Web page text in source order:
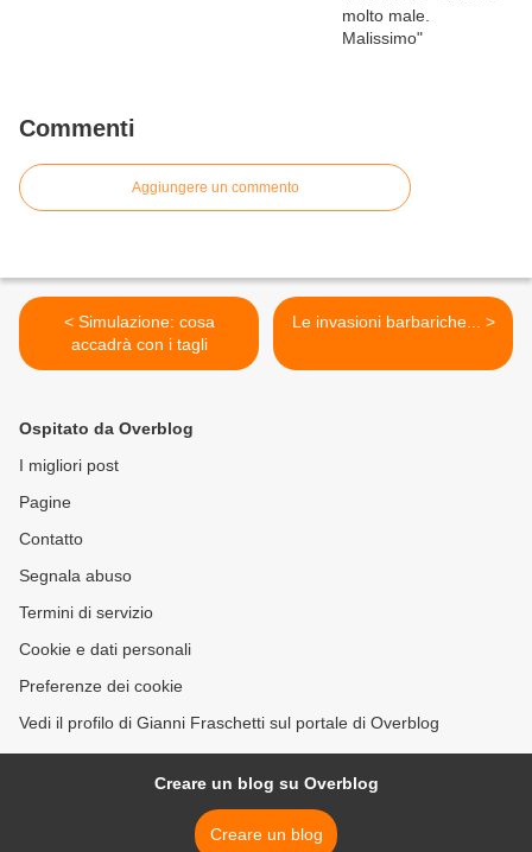
Commenti
Aggiungere un commento
< Simulazione: cosa
accadrà con i tagli
Le invasioni barbariche... >
Ospitato da Overblog
I migliori post
Pagine
Contatto
Segnala abuso
Termini di servizio
Cookie e dati personali
Preferenze dei cookie
Vedi il profilo di Gianni Fraschetti sul portale di Overblog
Creare un blog su Overblog
Creare un blog